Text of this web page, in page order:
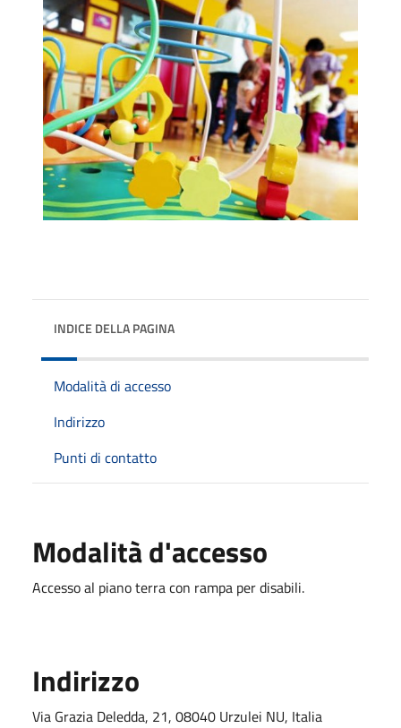
INDICE DELLA PAGINA
Modalità di accesso
Indirizzo
Punti di contatto
Modalità d'accesso
Accesso al piano terra con rampa per disabili.
Indirizzo
Via Grazia Deledda, 21, 08040 Urzulei NU, Italia